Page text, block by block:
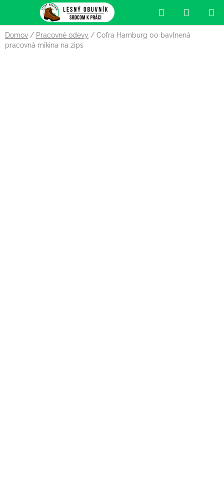
obsah
Hľadať
KOŠÍK
Domov / Pracovné odevy / Cofra Hamburg 00 bavlnená
pracovná mikina na zips